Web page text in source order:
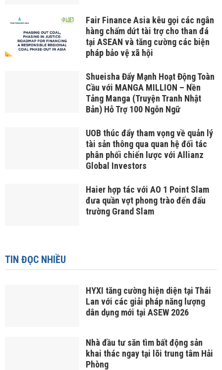
Fair Finance Asia kêu gọi các ngân
hàng chấm dứt tài trợ cho than đá
tại ASEAN và tăng cường các biện
pháp bảo vệ xã hội
Shueisha Đẩy Mạnh Hoạt Động Toàn
Cầu với MANGA MILLION – Nền
Tảng Manga (Truyện Tranh Nhật
Bản) Hỗ Trợ 100 Ngôn Ngữ
UOB thúc đẩy tham vọng về quản lý
tài sản thông qua quan hệ đối tác
phân phối chiến lược với Allianz
Global Investors
Haier hợp tác với AO 1 Point Slam
đưa quần vợt phong trào đến đấu
trường Grand Slam
TIN ĐỌC NHIỀU
HYXI tăng cường hiện diện tại Thái
Lan với các giải pháp năng lượng
dân dụng mới tại ASEW 2026
Nhà đầu tư săn tìm bất động sản
khai thác ngay tại lõi trung tâm Hải
Phòng